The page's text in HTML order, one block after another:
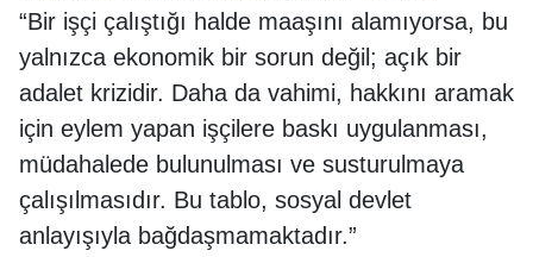
“Bir işçi çalıştığı halde maaşını alamıyorsa, bu
yalnızca ekonomik bir sorun değil; açık bir
adalet krizidir. Daha da vahimi, hakkını aramak
için eylem yapan işçilere baskı uygulanması,
müdahalede bulunulması ve susturulmaya
çalışılmasıdır. Bu tablo, sosyal devlet
anlayışıyla bağdaşmamaktadır.”